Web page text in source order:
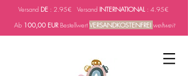
Versand DE : 2.95€ Versand INTERNATIONAL : 4.95€
Ab 100,00 EURBestellwertVERSANDKOSTENFREI weltweit